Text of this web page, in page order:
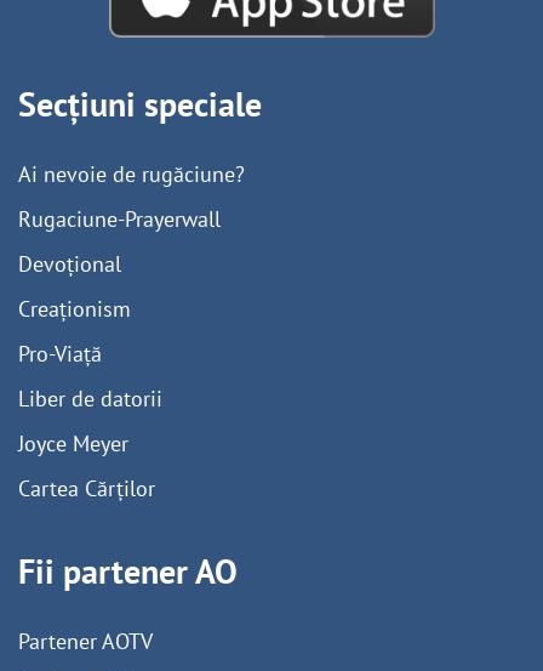
Secțiuni speciale
Ai nevoie de rugăciune?
Rugaciune-Prayerwall
Devoțional
Creaționism
Pro-Viață
Liber de datorii
Joyce Meyer
Cartea Cărților
Fii partener AO
Partener AOTV